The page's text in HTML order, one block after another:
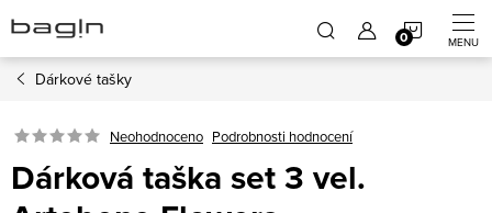
na
obsah
Dárkové tašky
Neohodnoceno Podrobnosti hodnocení
Dárková taška set 3 vel.